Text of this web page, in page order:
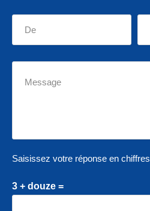
Saisissez votre réponse en chiffres
3 + douze =